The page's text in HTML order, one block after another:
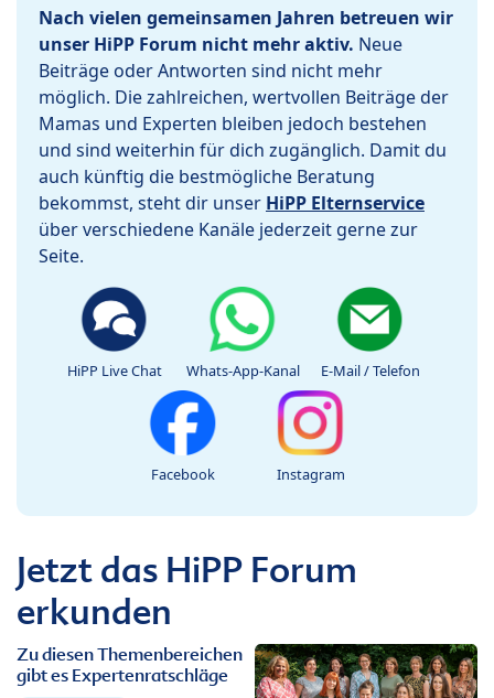
Nach vielen gemeinsamen Jahren betreuen wir
unser HiPP Forum nicht mehr aktiv. Neue
Beiträge oder Antworten sind nicht mehr
möglich. Die zahlreichen, wertvollen Beiträge der
Mamas und Experten bleiben jedoch bestehen
und sind weiterhin für dich zugänglich. Damit du
auch künftig die bestmögliche Beratung
bekommst, steht dir unser HiPP Elternservice
über verschiedene Kanäle jederzeit gerne zur
Seite.
HiPP Live Chat Whats-App-Kanal E-Mail / Telefon
Facebook Instagram
Jetzt das HiPP Forum
erkunden
Zu diesen Themenbereichen
gibt es Expertenratschläge